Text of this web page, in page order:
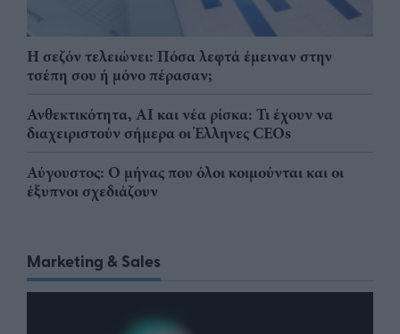
Η σεζόν τελειώνει: Πόσα λεφτά έμειναν στην
τσέπη σου ή μόνο πέρασαν;
Ανθεκτικότητα, AI και νέα ρίσκα: Τι έχουν να
διαχειριστούν σήμερα οι Έλληνες CEOs
Αύγουστος: Ο μήνας που όλοι κοιμούνται και οι
έξυπνοι σχεδιάζουν
Marketing & Sales